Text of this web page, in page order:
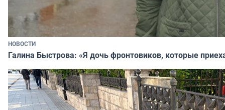
НОВОСТИ
Галина Быстрова: «Я дочь фронтовиков, которые